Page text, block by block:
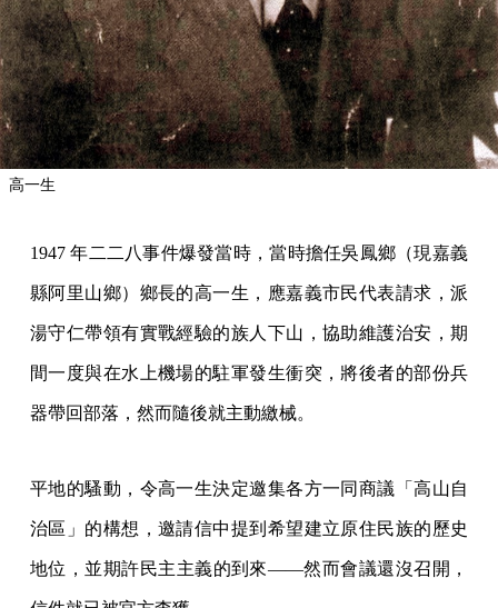
高一生
1947 年二二八事件爆發當時，當時擔任吳鳳鄉（現嘉義
縣阿里山鄉）鄉長的高一生，應嘉義市民代表請求，派
湯守仁帶領有實戰經驗的族人下山，協助維護治安，期
間一度與在水上機場的駐軍發生衝突，將後者的部份兵
器帶回部落，然而隨後就主動繳械。
平地的騷動，令高一生決定邀集各方一同商議「高山自
治區」的構想，邀請信中提到希望建立原住民族的歷史
地位，並期許民主主義的到來——然而會議還沒召開，